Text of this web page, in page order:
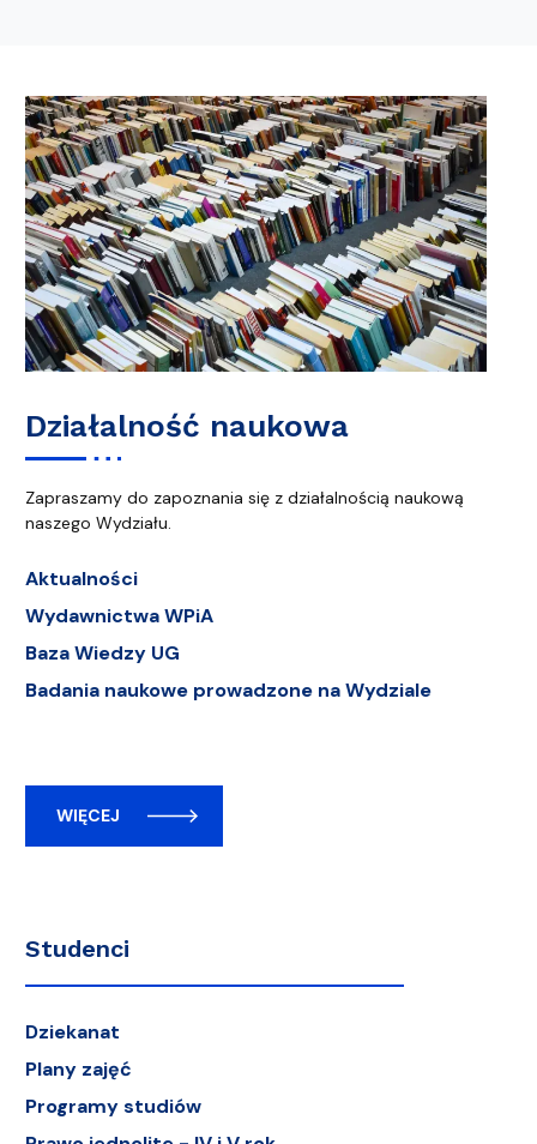
Działalność naukowa
Zapraszamy do zapoznania się z działalnością naukową
naszego Wydziału.
Aktualności
Wydawnictwa WPiA
Baza Wiedzy UG
Badania naukowe prowadzone na Wydziale
WIĘCEJ
Studenci
Dziekanat
Plany zajęć
Programy studiów